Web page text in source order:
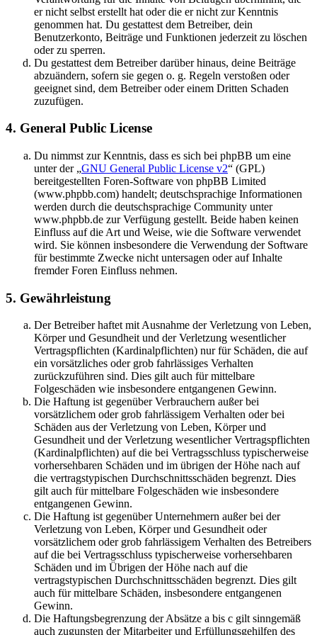
er nicht selbst erstellt hat oder die er nicht zur Kenntnis
genommen hat. Du gestattest dem Betreiber, dein
Benutzerkonto, Beiträge und Funktionen jederzeit zu löschen
oder zu sperren.
Du gestattest dem Betreiber darüber hinaus, deine Beiträge
abzuändern, sofern sie gegen o. g. Regeln verstoßen oder
geeignet sind, dem Betreiber oder einem Dritten Schaden
zuzufügen.
4. General Public License
Du nimmst zur Kenntnis, dass es sich bei phpBB um eine
unter der „GNU General Public License v2“ (GPL)
bereitgestellten Foren-Software von phpBB Limited
(www.phpbb.com) handelt; deutschsprachige Informationen
werden durch die deutschsprachige Community unter
www.phpbb.de zur Verfügung gestellt. Beide haben keinen
Einfluss auf die Art und Weise, wie die Software verwendet
wird. Sie können insbesondere die Verwendung der Software
für bestimmte Zwecke nicht untersagen oder auf Inhalte
fremder Foren Einfluss nehmen.
5. Gewährleistung
Der Betreiber haftet mit Ausnahme der Verletzung von Leben,
Körper und Gesundheit und der Verletzung wesentlicher
Vertragspflichten (Kardinalpflichten) nur für Schäden, die auf
ein vorsätzliches oder grob fahrlässiges Verhalten
zurückzuführen sind. Dies gilt auch für mittelbare
Folgeschäden wie insbesondere entgangenen Gewinn.
Die Haftung ist gegenüber Verbrauchern außer bei
vorsätzlichem oder grob fahrlässigem Verhalten oder bei
Schäden aus der Verletzung von Leben, Körper und
Gesundheit und der Verletzung wesentlicher Vertragspflichten
(Kardinalpflichten) auf die bei Vertragsschluss typischerweise
vorhersehbaren Schäden und im übrigen der Höhe nach auf
die vertragstypischen Durchschnittsschäden begrenzt. Dies
gilt auch für mittelbare Folgeschäden wie insbesondere
entgangenen Gewinn.
Die Haftung ist gegenüber Unternehmern außer bei der
Verletzung von Leben, Körper und Gesundheit oder
vorsätzlichem oder grob fahrlässigem Verhalten des Betreibers
auf die bei Vertragsschluss typischerweise vorhersehbaren
Schäden und im Übrigen der Höhe nach auf die
vertragstypischen Durchschnittsschäden begrenzt. Dies gilt
auch für mittelbare Schäden, insbesondere entgangenen
Gewinn.
Die Haftungsbegrenzung der Absätze a bis c gilt sinngemäß
auch zugunsten der Mitarbeiter und Erfüllungsgehilfen des